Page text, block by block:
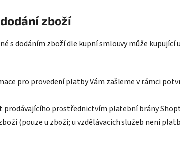
zboží
s dodáním zboží dle kupní smlouvy může kupující
pro provedení platby Vám zašleme v rámci
prodávajícího prostřednictvím platební brány
(pouze u zboží; u vzdělávacích služeb není